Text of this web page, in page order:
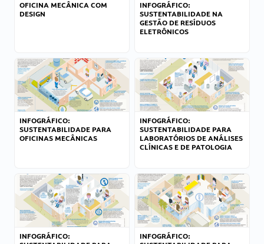
OFICINA MECÂNICA COM
DESIGN
INFOGRÁFICO:
SUSTENTABILIDADE NA
GESTÃO DE RESÍDUOS
ELETRÔNICOS
INFOGRÁFICO:
SUSTENTABILIDADE PARA
OFICINAS MECÂNICAS
INFOGRÁFICO:
SUSTENTABILIDADE PARA
LABORATÓRIOS DE ANÁLISES
CLÍNICAS E DE PATOLOGIA
INFOGRÁFICO:
INFOGRÁFICO: